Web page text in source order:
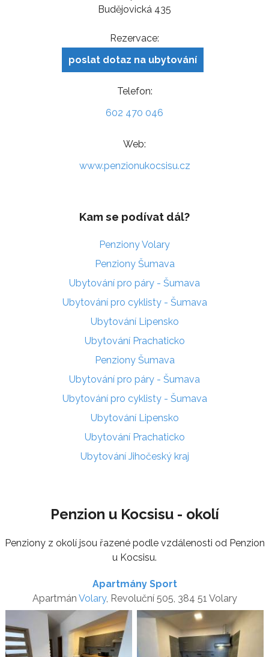
Budějovická 435
Rezervace:
poslat dotaz na ubytování
Telefon:
602 470 046
Web:
www.penzionukocsisu.cz
Kam se podívat dál?
Penziony Volary
Penziony Šumava
Ubytování pro páry - Šumava
Ubytování pro cyklisty - Šumava
Ubytování Lipensko
Ubytování Prachaticko
Penziony Šumava
Ubytování pro páry - Šumava
Ubytování pro cyklisty - Šumava
Ubytování Lipensko
Ubytování Prachaticko
Ubytování Jihočeský kraj
Penzion u Kocsisu - okolí
Penziony z okolí jsou řazené podle vzdálenosti od Penzion
u Kocsisu.
Apartmány Sport
Apartmán Volary, Revoluční 505, 384 51 Volary